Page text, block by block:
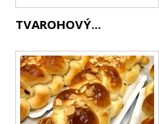
TVAROHOVÝ...